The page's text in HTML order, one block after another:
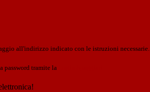
all'indirizzo indicato con le istruzioni necessarie.
password tramite la